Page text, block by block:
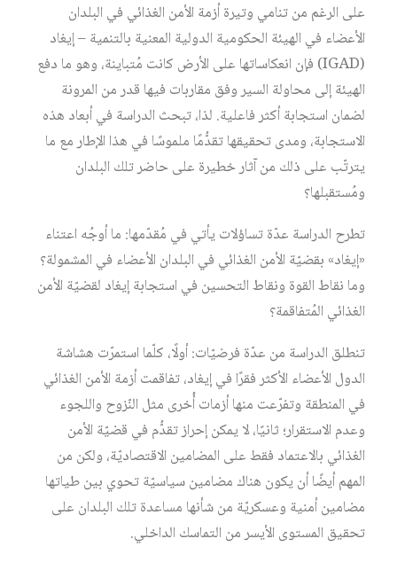
على الرغم من تنامي وتيرة أزمة الأمن الغذائي في البلدان
الأعضاء في الهيئة الحكومية الدولية المعنية بالتنمية – إيغاد
(IGAD) فإن انعكاساتها على الأرض كانت مُتباينة، وهو ما دفع
الهيئة إلى محاولة السير وفق مقاربات فيها قدر من المرونة
لضمان استجابة أكثر فاعلية. لذا، تبحث الدراسة في أبعاد هذه
الاستجابة، ومدى تحقيقها تقدُّمًا ملموسًا في هذا الإطار مع ما
يترتّب على ذلك من آثار خطيرة على حاضر تلك البلدان
ومُستقبلها؟
تطرح الدراسة عدّة تساؤلات يأتي في مُقدّمها: ما أوجُه اعتناء
«إيغاد» بقضيّة الأمن الغذائي في البلدان الأعضاء في المشمولة؟
وما نقاط القوة ونقاط التحسين في استجابة إيغاد لقضيّة الأمن
الغذائي المُتفاقمة؟
تنطلق الدراسة من عدّة فرضيّات: أولًا، كلّما استمرّت هشاشة
الدول الأعضاء الأكثر فقرًا في إيغاد، تفاقمت أزمة الأمن الغذائي
في المنطقة وتفرّعت منها أزمات أُخرى مثل النّزوح واللجوء
وعدم الاستقرار؛ ثانيًا، لا يمكن إحراز تقدُّم في قضيّة الأمن
الغذائي بالاعتماد فقط على المضامين الاقتصاديّة، ولكن من
المهم أيضًا أن يكون هناك مضامين سياسيّة تحوي بين طياتها
مضامين أمنية وعسكريّة من شأنها مساعدة تلك البلدان على
تحقيق المستوى الأيسر من التماسك الداخلي.